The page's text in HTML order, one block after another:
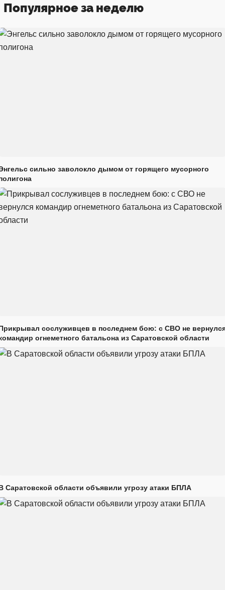
Популярное за неделю
сильно заволокло дымом от горящего мусорного
сослуживцев в последнем бою: с СВО не
огнеметного батальона из Саратовской области
Саратовской области объявили угрозу атаки БПЛА